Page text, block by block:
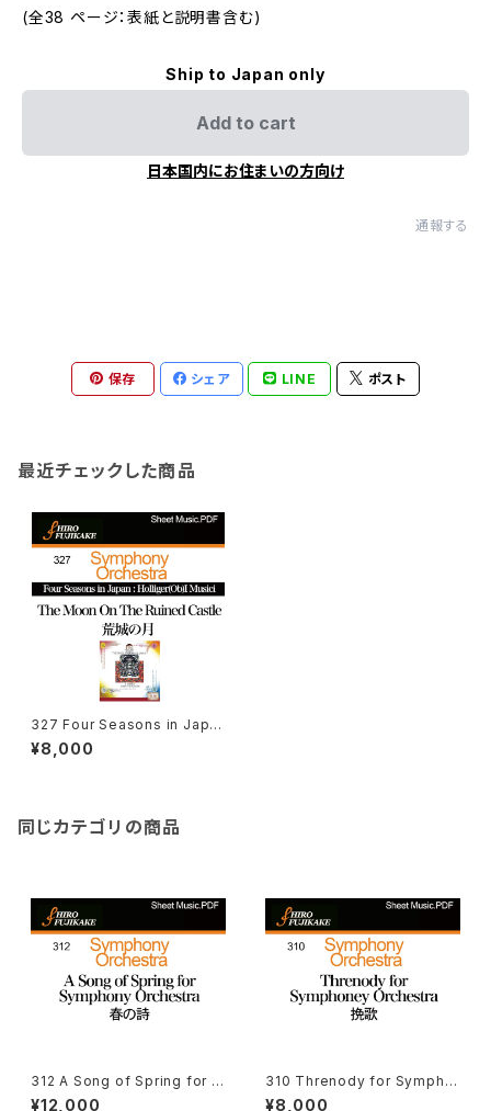
(全38 ページ：表紙と説明書含む)
Ship to Japan only
Add to cart
日本国内にお住まいの方向け
通報する
保存 シェア LINE ポスト
最近チェックした商品
327 Four Seasons in Japa
n : Holliger(Ob)I Musici Th
e Moon On The Ruined Ca
¥8,000
同じカテゴリの商品
312 A Song of Spring for S
ymphony Orchestra(春の
¥12,000
310 Threnody for Sympho
ney Orchestra (挽歌–管弦
¥8,000